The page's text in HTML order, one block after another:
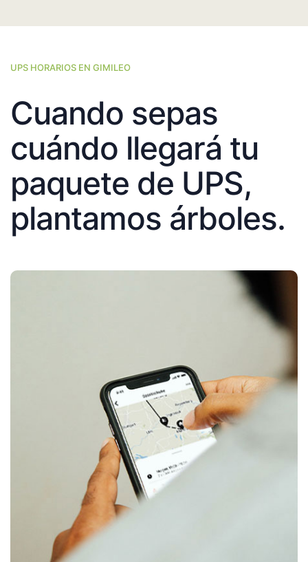
UPS HORARIOS EN GIMILEO
Cuando sepas
cuándo llegará tu
paquete de UPS,
plantamos árboles.